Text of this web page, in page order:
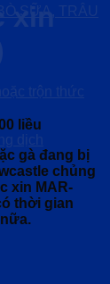
SỮA, TRÂU
trộn thức
dịch
xin
liều
gà đang bị
chủng
xin MAR-
thời gian